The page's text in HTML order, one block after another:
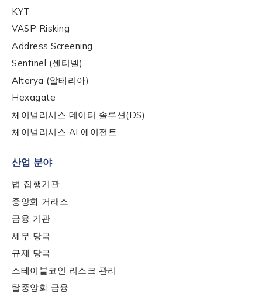
Submit
KYT
VASP Risking
Address Screening
Sentinel (센티넬)
Alterya (알테리아)
Hexagate
체이널리시스 데이터 솔루션(DS)
체이널리시스 AI 에이전트
산업 분야
법 집행기관
중앙화 거래소
금융 기관
세무 당국
규제 당국
스테이블코인 리스크 관리
탈중앙화 금융